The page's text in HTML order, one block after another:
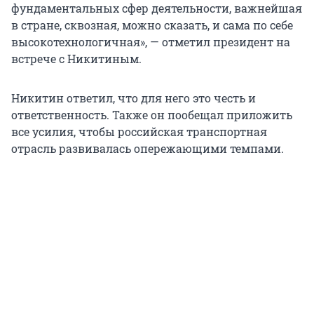
фундаментальных сфер деятельности, важнейшая
в стране, сквозная, можно сказать, и сама по себе
высокотехнологичная», — отметил президент на
встрече с Никитиным.
Никитин ответил, что для него это честь и
ответственность. Также он пообещал приложить
все усилия, чтобы российская транспортная
отрасль развивалась опережающими темпами.